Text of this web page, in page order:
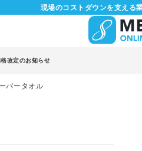
現場のコストダウンを支える
格改定のお知らせ
パータオル